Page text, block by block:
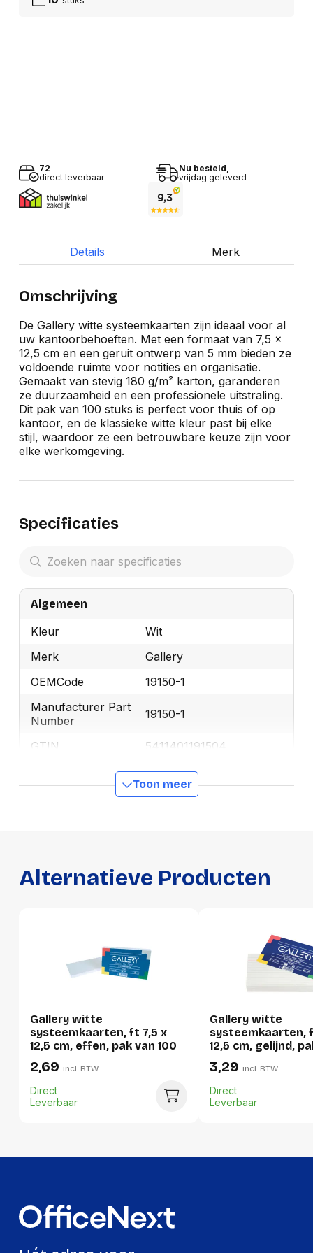
72
direct leverbaar
Nu besteld,
vrijdag geleverd
Details Merk
Omschrijving
De Gallery witte systeemkaarten zijn ideaal voor al
uw kantoorbehoeften. Met een formaat van 7,5 x
12,5 cm en een geruit ontwerp van 5 mm bieden ze
voldoende ruimte voor notities en organisatie.
Gemaakt van stevig 180 g/m² karton, garanderen
ze duurzaamheid en een professionele uitstraling.
Dit pak van 100 stuks is perfect voor thuis of op
kantoor, en de klassieke witte kleur past bij elke
stijl, waardoor ze een betrouwbare keuze zijn voor
elke werkomgeving.
Specificaties
Algemeen
Kleur
Wit
Merk
Gallery
OEMCode
19150-1
Manufacturer Part
Number
19150-1
GTIN 5411401191504
Productformaat
Gewicht
170 g
Per stuk
Breedte:
75 millimeter
Hoogte:
20 millimeter
Lengte:
125 millimeter
Gewicht:
170 gram
Hoogte:
137 millimeter
Toon meer
Alternatieve Producten
Gallery witte
systeemkaarten, ft 7,5 x
12,5 cm, effen, pak van 100
stuks
2,69 incl. BTW
Direct
Leverbaar
Gallery witte
systeemkaarten,
12,5 cm, gelijnd,
stuks
3,29 incl. BTW
Direct
Leverbaar